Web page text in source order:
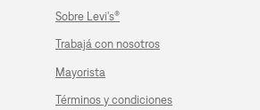
Sobre Levi's®
Trabajá con nosotros
Mayorista
Términos y condiciones